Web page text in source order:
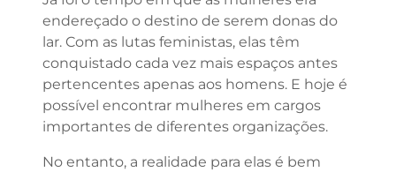
endereçado o destino de serem donas do
lar. Com as lutas feministas, elas têm
conquistado cada vez mais espaços antes
pertencentes apenas aos homens. E hoje é
possível encontrar mulheres em cargos
importantes de diferentes organizações.
No entanto, a realidade para elas é bem